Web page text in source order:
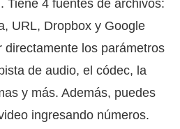
Tiene 4 fuentes de archivos:
URL, Dropbox y Google
directamente los parámetros
de audio, el códec, la
y más. Además, puedes
ingresando números.